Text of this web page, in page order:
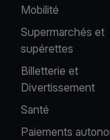
Mobilité
Supermarchés et
supérettes
Billetterie et
Divertissement
Santé
Paiements